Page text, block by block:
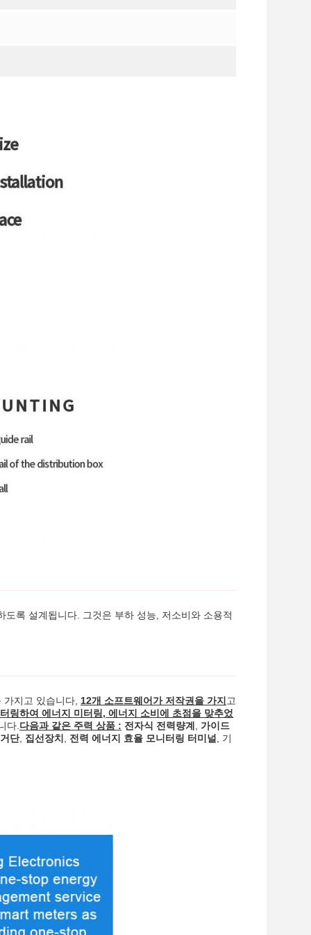
록 설계됩니다. 그것은 부하 성능, 저소비와 소용적
가지고 있습니다 12개 소프트웨어가 저작권을 가지 고
링하여 에너지 미터링, 에너지 소비에 초점을 맞추었
다 다음과 같은 주력 상품 : 전자식 전력량계
가이드
단, 집선장치 전력 에너지 효율 모니터링 터미널 , 기